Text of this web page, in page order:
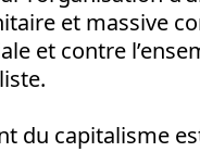
et massive
et contre
du capitalisme